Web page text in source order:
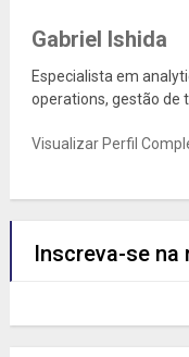
Gabriel Ishida
Especialista em
operations, gestão de
Visualizar Perfil
Inscreva-se na